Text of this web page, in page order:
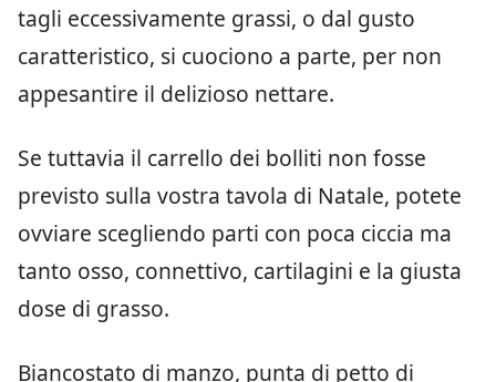
tagli eccessivamente grassi, o dal gusto
caratteristico, si cuociono a parte, per non
appesantire il delizioso nettare.
Se tuttavia il carrello dei bolliti non fosse
previsto sulla vostra tavola di Natale, potete
ovviare scegliendo parti con poca ciccia ma
tanto osso, connettivo, cartilagini e la giusta
dose di grasso.
Biancostato di manzo, punta di petto di